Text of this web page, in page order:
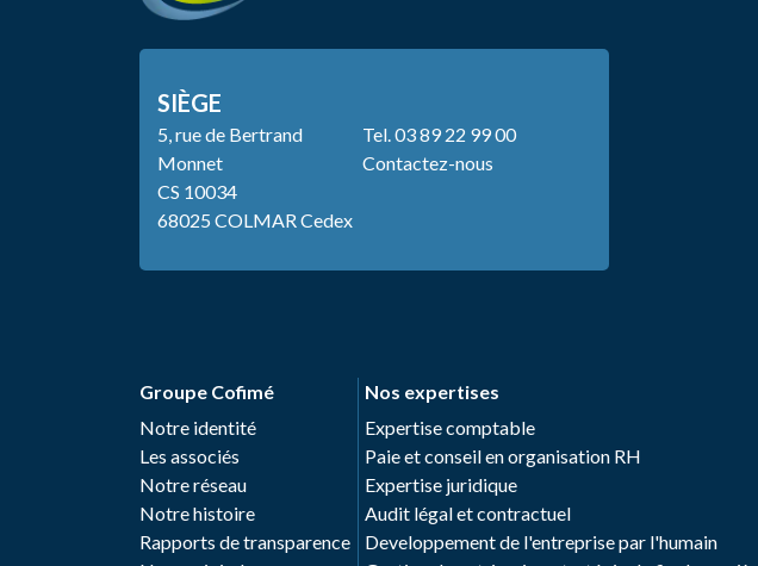
SIÈGE
5, rue de Bertrand
Monnet
CS 10034
68025 COLMAR Cedex
Tel.03 89 22 99 00
Contactez-nous
Groupe Cofimé
Notre identité
Les associés
Notre réseau
Notre histoire
Rapports de transparence
Nos expertises
Expertise comptable
Paie et conseil en organisation RH
Expertise juridique
Audit légal et contractuel
Developpement de l'entreprise par l'humain